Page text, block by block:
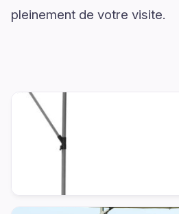
pleinement de votre visite.